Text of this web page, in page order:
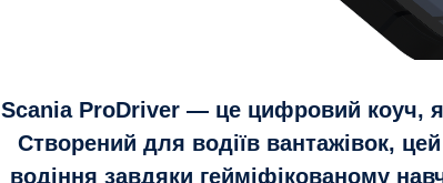
Scania ProDriver — це цифровий коуч,
Створений для водіїв вантажівок,
водіння завдяки гейміфікованому